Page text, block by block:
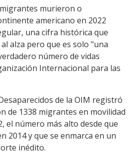
Link
murieron o
americano en 2022
una cifra histórica que
alza pero que es solo "una
número de vidas
Internacional para las
de la OIM registró
de 1338 migrantes en movilidad
el número más alto desde que
2014 y que se enmarca en un
inédito.